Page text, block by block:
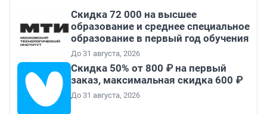
Скидка 72 000 на высшее
образование и среднее специальное
образование в первый год обучения
До 31 августа, 2026
Скидка 50% от 800 ₽ на первый
заказ, максимальная скидка 600 ₽
До 31 августа, 2026